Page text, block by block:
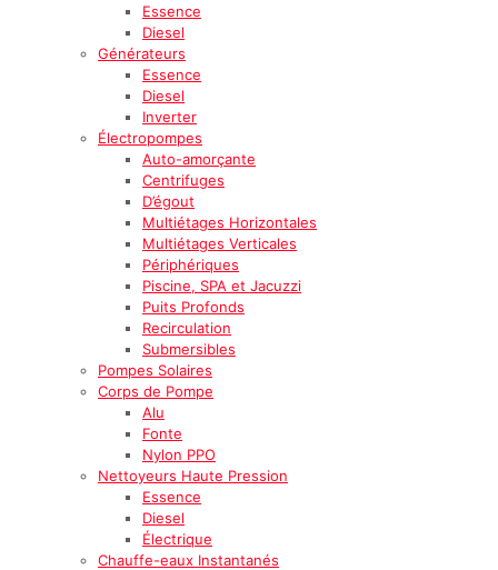
Essence
Diesel
Générateurs
Essence
Diesel
Inverter
Électropompes
Auto-amorçante
Centrifuges
D’égout
Multiétages Horizontales
Multiétages Verticales
Périphériques
Piscine, SPA et Jacuzzi
Puits Profonds
Recirculation
Submersibles
Pompes Solaires
Corps de Pompe
Alu
Fonte
Nylon PPO
Nettoyeurs Haute Pression
Essence
Diesel
Électrique
Chauffe-eaux Instantanés